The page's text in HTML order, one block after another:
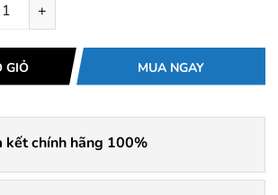
+
GIỎ MUA NGAY
kết chính hãng 100%